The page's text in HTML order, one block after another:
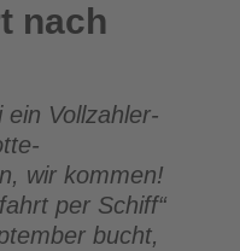
nach
Vollzahler-
wir kommen!
per Schiff“
bucht,